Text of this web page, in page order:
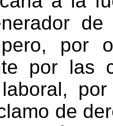
por
por las
de